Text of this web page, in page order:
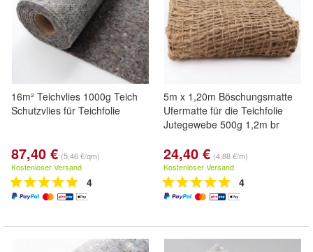
16m² Teichvlies 1000g Teich
Schutzvlies für Teichfolie
87,40 € (5,46 €/qm)
Kostenloser Versand
4
5m x 1,20m Böschungsmatte
Ufermatte für die Teichfolie
Jutegewebe 500g 1,2m br
24,40 € (4,88 €/m)
Kostenloser Versand
4